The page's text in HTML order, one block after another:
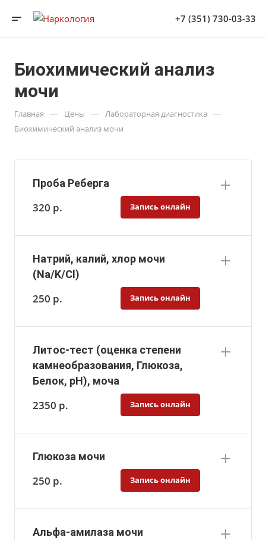
+7 (351) 730-03-33
Биохимический анализ
мочи
Главная — Цены — Лабораторная диагностика —
Биохимический анализ мочи
Проба Реберга
320 р. Запись онлайн
Натрий, калий, хлор мочи
(Na/K/Cl)
250 р. Запись онлайн
Литос-тест (оценка степени
камнеобразования, Глюкоза,
Белок, pH), моча
2350 р. Запись онлайн
Глюкоза мочи
250 р. Запись онлайн
Альфа-амилаза мочи